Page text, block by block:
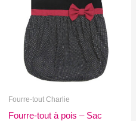
Fourre-tout Charlie
Fourre-tout à pois – Sac